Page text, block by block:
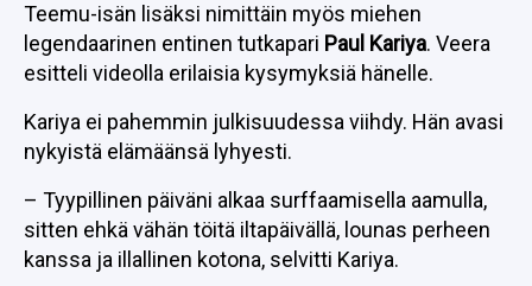
Teemu-isän lisäksi nimittäin myös miehen
legendaarinen entinen tutkapari Paul Kariya. Veera
esitteli videolla erilaisia kysymyksiä hänelle.
Kariya ei pahemmin julkisuudessa viihdy. Hän avasi
nykyistä elämäänsä lyhyesti.
– Tyypillinen päiväni alkaa surffaamisella aamulla,
sitten ehkä vähän töitä iltapäivällä, lounas perheen
kanssa ja illallinen kotona, selvitti Kariya.